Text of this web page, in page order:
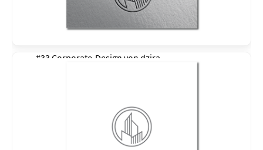
#33 Corporate-Design von dzira